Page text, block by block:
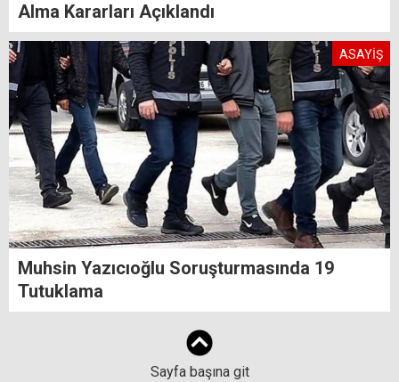
Alma Kararları Açıklandı
ASAYİŞ
Muhsin Yazıcıoğlu Soruşturmasında 19
Tutuklama
Sayfa başına git